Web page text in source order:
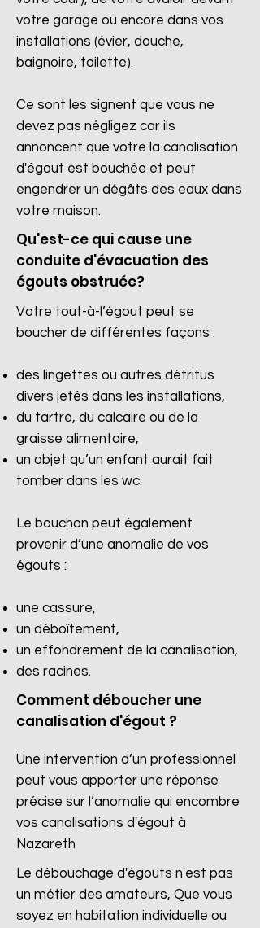
votre garage ou encore dans vos
installations (évier, douche,
baignoire, toilette).
Ce sont les signent que vous ne
devez pas négligez car ils
annoncent que votre la canalisation
d'égout est bouchée et peut
engendrer un dégâts des eaux dans
votre maison.
Qu'est-ce qui cause une
conduite d'évacuation des
égouts obstruée?
Votre tout-à-l’égout peut se
boucher de différentes façons :
des lingettes ou autres détritus
divers jetés dans les installations,
du tartre, du calcaire ou de la
graisse alimentaire,
un objet qu’un enfant aurait fait
tomber dans les wc.
Le bouchon peut également
provenir d’une anomalie de vos
égouts :
une cassure,
un déboîtement,
un effondrement de la canalisation,
des racines.​
Comment déboucher une
canalisation d'égout ?
Une intervention d’un professionnel
peut vous apporter une réponse
précise sur l’anomalie qui encombre
vos canalisations d'égout à
Nazareth
Le débouchage d'égouts n'est pas
un métier des amateurs, Que vous
soyez en habitation individuelle ou